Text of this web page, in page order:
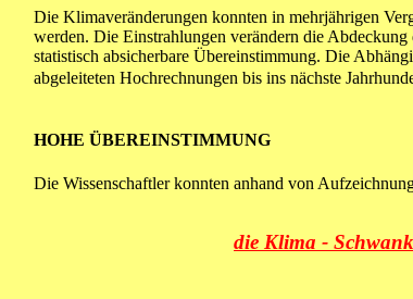
Die Klimaveränderungen konnten in mehrjährigen
werden. Die Einstrahlungen verändern die
statistisch absicherbare Übereinstimmung. Die
abgeleiteten Hochrechnungen bis ins nächste
HOHE ÜBEREINSTIMMUNG
Die Wissenschaftler konnten anhand von
die Klima -